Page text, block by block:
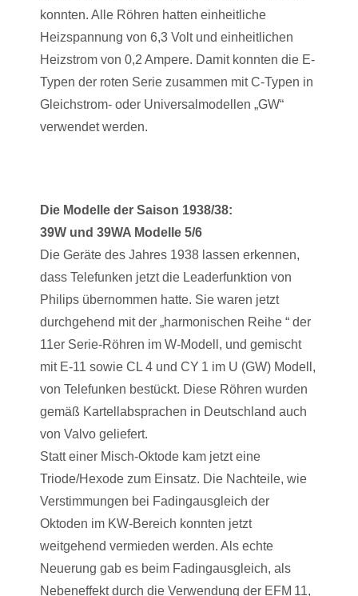
konnten. Alle Röhren hatten einheitliche
Heizspannung von 6,3 Volt und einheitlichen
Heizstrom von 0,2 Ampere. Damit konnten die E-
Typen der roten Serie zusammen mit C-Typen in
Gleichstrom- oder Universalmodellen „GW“
verwendet werden.
Die Modelle der Saison 1938/38:
39W und 39WA Modelle 5/6
Die Geräte des Jahres 1938 lassen erkennen,
dass Telefunken jetzt die Leaderfunktion von
Philips übernommen hatte. Sie waren jetzt
durchgehend mit der „harmonischen Reihe “ der
11er Serie-Röhren im W-Modell, und gemischt
mit E-11 sowie CL 4 und CY 1 im U (GW) Modell,
von Telefunken bestückt. Diese Röhren wurden
gemäß Kartellabsprachen in Deutschland auch
von Valvo geliefert.
Statt einer Misch-Oktode kam jetzt eine
Triode/Hexode zum Einsatz. Die Nachteile, wie
Verstimmungen bei Fadingausgleich der
Oktoden im KW-Bereich konnten jetzt
weitgehend vermieden werden. Als echte
Neuerung gab es beim Fadingausgleich, als
Nebeneffekt durch die Verwendung der EFM 11,